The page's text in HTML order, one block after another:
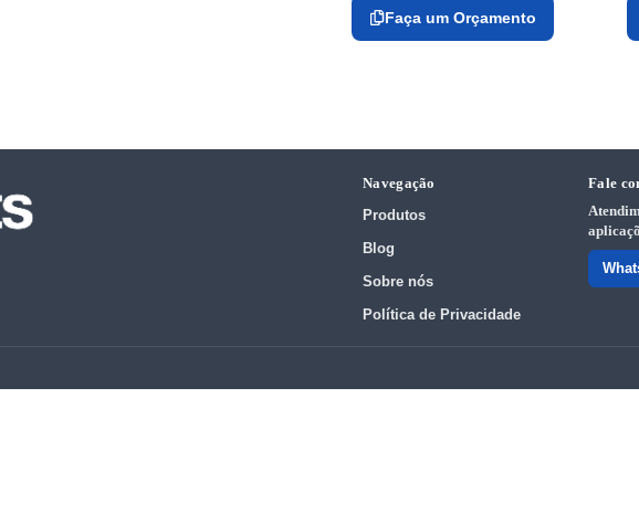
Faça um Orçamento
Navegação
Produtos
Blog
Sobre nós
Política de Privacidade
Fale